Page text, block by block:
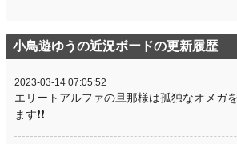
小鳥遊ゆうの近況ボードの更新履歴
2023-03-14 07:05:52
エリートアルファの旦那様は孤独なオメガ
ます❗❗